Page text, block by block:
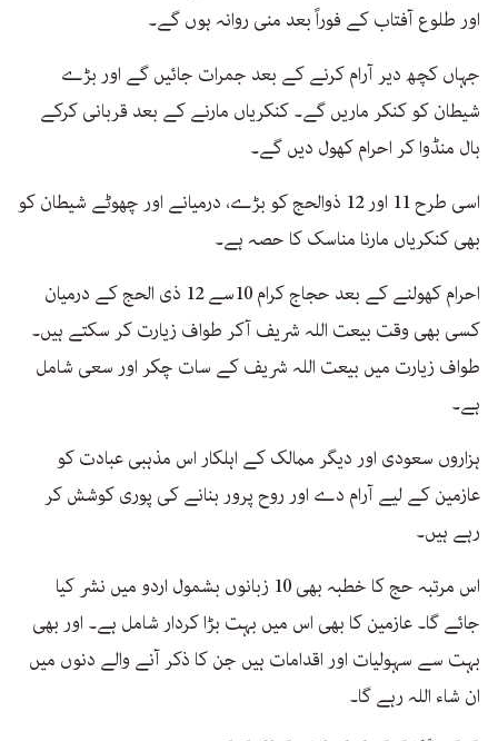
اور طلوع آفتاب کے فوراً بعد منی روانہ ہوں گے۔
جہاں کچھ دیر آرام کرنے کے بعد جمرات جائیں گے اور بڑے
شیطان کو کنکر ماریں گے۔ کنکریاں مارنے کے بعد قربانی کرکے
بال منڈوا کر احرام کھول دیں گے۔
اسی طرح 11 اور 12 ذوالحج کو بڑے، درمیانے اور چھوٹے شیطان کو
بھی کنکریاں مارنا مناسک کا حصہ ہے۔
احرام کھولنے کے بعد حجاج کرام 10سے 12 ذی الحج کے درمیان
کسی بھی وقت بیعت اللہ شریف آکر طواف زیارت کر سکتے ہیں۔
طواف زیارت میں بیعت اللہ شریف کے سات چکر اور سعی شامل
ہے۔
ہزاروں سعودی اور دیگر ممالک کے اہلکار اس مذہبی عبادت کو
عازمین کے لیے آرام دے اور روح پرور بنانے کی پوری کوشش کر
رہے ہیں۔
اس مرتبہ حج کا خطبہ بھی 10 زبانوں بشمول اردو میں نشر کیا
جائے گا۔ عازمین کا بھی اس میں بہت بڑا کردار شامل ہے۔ اور بھی
بہت سے سہولیات اور اقدامات ہیں جن کا ذکر آنے والے دنوں میں
ان شاء اللہ رہے گا۔